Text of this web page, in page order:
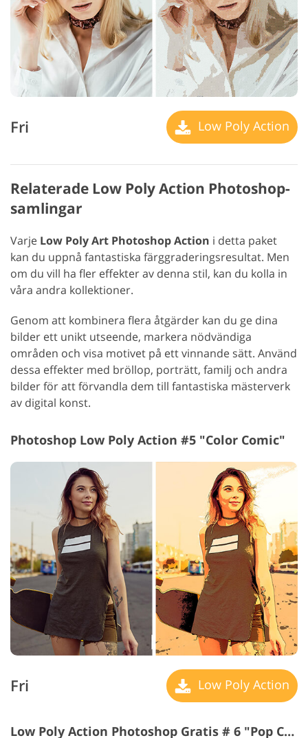
Fri Low Poly Action
Relaterade Low Poly Action Photoshop-
samlingar
Varje Low Poly Art Photoshop Action i detta paket
kan du uppnå fantastiska färggraderingsresultat. Men
om du vill ha fler effekter av denna stil, kan du kolla in
våra andra kollektioner.
Genom att kombinera flera åtgärder kan du ge dina
bilder ett unikt utseende, markera nödvändiga
områden och visa motivet på ett vinnande sätt. Använd
dessa effekter med bröllop, porträtt, familj och andra
bilder för att förvandla dem till fantastiska mästerverk
av digital konst.
Photoshop Low Poly Action #5 "Color Comic"
Fri Low Poly Action
Low Poly Action Photoshop Gratis # 6 "Pop Comic"